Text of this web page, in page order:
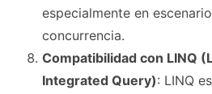
especialmente en
concurrencia.
Compatibilidad con LINQ
Integrated Query): LINQ